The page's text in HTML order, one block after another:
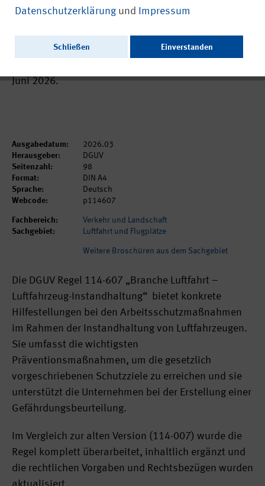
DGUV Regel 114-607
Instandhaltung
Juni 2026.
Ausgabedatum:
2026.03
Herausgeber:
DGUV
Seitenzahl:
98
Format:
DIN A4
Sprache:
Deutsch
Webcode:
p114607
Fachbereich:
Verkehr und Landschaft
Sachgebiet:
Luftfahrt und Flugplätze
Weitere Broschüren aus dem Sachgebiet
Die DGUV Regel 114-607 „Branche Luftfahrt –
Luftfahrzeug-Instandhaltung“ bietet konkrete
Hilfestellungen bei den Arbeitsschutzmaßnahmen
im Rahmen der Instandhaltung von Luftfahrzeugen.
Sie umfasst die wichtigsten
Präventionsmaßnahmen, um die gesetzlich
vorgeschriebenen Schutzziele zu erreichen und sie
unterstützt die Unternehmen bei der Erstellung einer
Gefährdungsbeurteilung.
Im Vergleich zur alten Version (114-007) wurde die
Regel komplett überarbeitet, inhaltlich ergänzt und
die rechtlichen Vorgaben und Rechtsbezügen wurden
Datenschutzerklärung und Impressum
Schließen Einverstanden